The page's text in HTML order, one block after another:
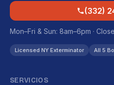
(332)
Mon–Fri & Sun: 8am–6pm ·
Licensed NY Exterminator All 5
SERVICIOS